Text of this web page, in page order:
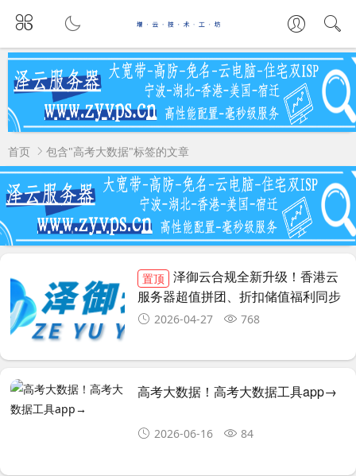
首页 包含"高考大数据"标签的文章
置顶
泽御云合规全新升级！香港云
服务器超值拼团、折扣储值福利同步
上线2026-04-27 768
高考大数据！高考大数据工具app→
2026-06-16 84